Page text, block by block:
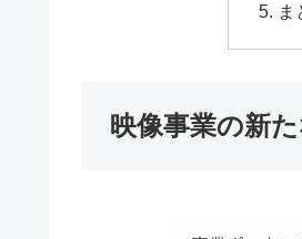
ま
映像事業の新